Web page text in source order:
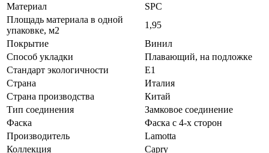
Материал
SPC
Площадь материала в одной
упаковке, м2
1,95
Покрытие
Винил
Способ укладки
Плавающий, на подложке
Стандарт экологичности
E1
Страна
Италия
Страна производства
Китай
Тип соединения
Замковое соединение
Фаска
Фаска с 4-х сторон
Производитель
Lamotta
Коллекция
Capry